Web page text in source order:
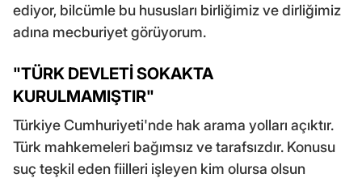
ediyor, bilcümle bu hususları birliğimiz ve dirliğimiz
adına mecburiyet görüyorum.
"TÜRK DEVLETİ SOKAKTA
KURULMAMIŞTIR"
Türkiye Cumhuriyeti'nde hak arama yolları açıktır.
Türk mahkemeleri bağımsız ve tarafsızdır. Konusu
suç teşkil eden fiilleri işleyen kim olursa olsun